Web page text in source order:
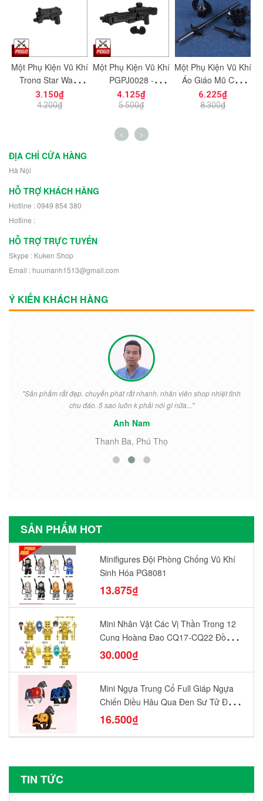
Một Phụ Kiện Vũ Khí
Trong Star Wars
PGPJ0033 NO.1198
- Phụ Kiện MOC
3.150₫
4.200₫
Một Phụ Kiện Vũ Khí
PGPJ0028 -
NO.1203 - Phụ Kiện
MOC
4.125₫
5.500₫
Một Phụ Kiện Vũ Khí
Áo Giáo Mũ Cho
Chiến Binh Gondor
Phiên Bản Màu Đen
6.225₫
8.300₫
ĐỊA CHỈ CỬA HÀNG
Hà Nội
HỖ TRỢ KHÁCH HÀNG
Hotline : 0949 854 380
Hotline :
HỖ TRỢ TRỰC TUYẾN
Skype : Kuken Shop
Email : huumanh1513@gmail.com
Ý KIẾN KHÁCH HÀNG
"Sản phẩm rất đẹp. chuyển phát rất nhanh. nhân viên shop nhiệt tình
chu đáo. 5 sao luôn k phải nói gì nữa..."
Anh Nam
Thanh Ba, Phú Thọ
SẢN PHẨM HOT
Minifigures Đội Phòng Chống Vũ Khí
Sinh Hóa PG8081
13.875₫
Mini Nhân Vật Các Vị Thần Trong 12
Cung Hoàng Đạo CQ17-CQ22 Đồ
Chơi Lắp Ráp Mô Hình Yêu Thích
30.000₫
Mini Ngựa Trung Cổ Full Giáp Ngựa
Chiến Diều Hâu Quạ Đen Sư Tử Đỏ
N1003 - N1005 Đồ Chơi Lắp Ráp Mô
16.500₫
TIN TỨC